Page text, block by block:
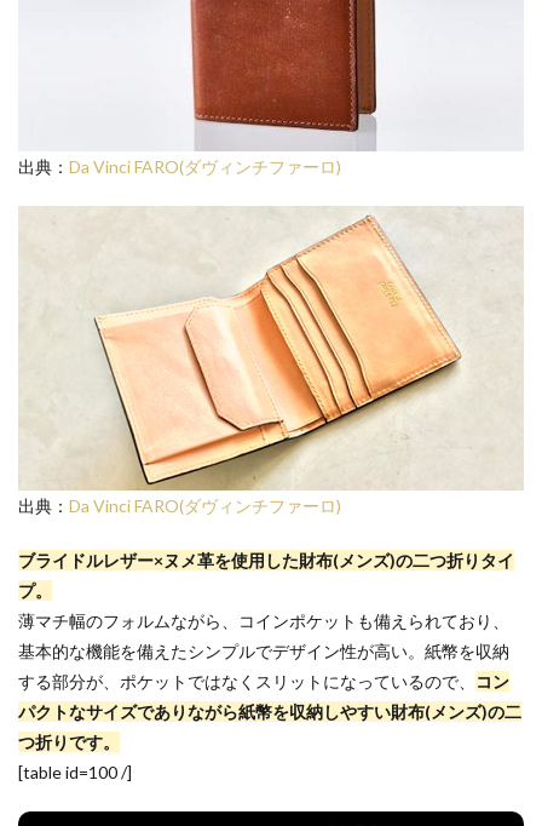
出典： Da Vinci FARO(ダヴィンチファーロ)
出典： Da Vinci FARO(ダヴィンチファーロ)
ブライドルレザー×ヌメ革を使用した財布(メンズ)の二つ折りタイ
プ。
薄マチ幅のフォルムながら、コインポケットも備えられており、
基本的な機能を備えたシンプルでデザイン性が高い。紙幣を収納
する部分が、ポケットではなくスリットになっているので、
コン
パクトなサイズでありながら紙幣を収納しやすい財布(メンズ)の二
つ折りです。
[table id=100 /]